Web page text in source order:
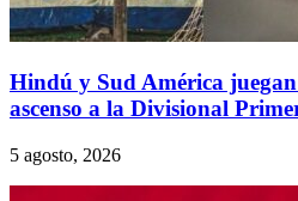
Hindú y Sud América
ascenso a la Divisional
5 agosto, 2026